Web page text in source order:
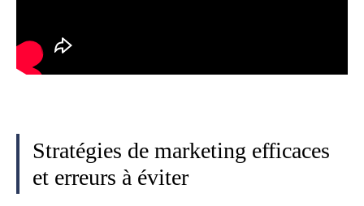
Stratégies de marketing efficaces
et erreurs à éviter